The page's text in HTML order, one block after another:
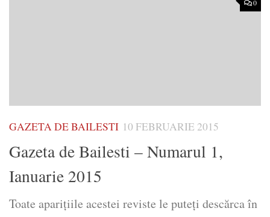
0
GAZETA DE BAILESTI 10 FEBRUARIE 2015
Gazeta de Bailesti – Numarul 1,
Ianuarie 2015
Toate aparițiile acestei reviste le puteți descărca în